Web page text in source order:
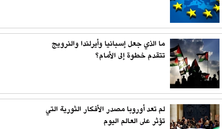
ما الذي جعل إسبانيا وأيرلندا والنرويج
تتقدم خطوة إلى الأمام؟
لم تعد أوروبا مصدر الأفكار الثورية التي
تؤثر على العالم اليوم